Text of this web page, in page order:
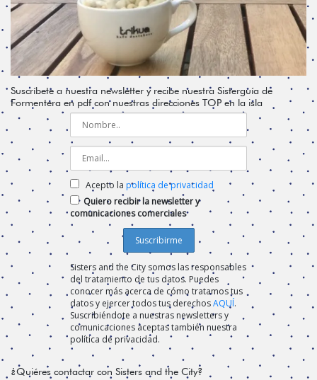
Suscríbete a nuestra newsletter y recibe nuestra Sisterguía de
Formentera en pdf con nuestras direcciones TOP en la isla
Acepto la política de privacidad
Quiero recibir la newsletter y
comunicaciones comerciales
Sisters and the City somos las responsables
del tratamiento de tus datos. Puedes
conocer más acerca de cómo tratamos tus
datos y ejercer todos tus derechosAQUÍ.
Suscribiéndote a nuestras newsletters y
comunicaciones aceptas también nuestra
política de privacidad.
¿Quiéres contactar con Sisters and the City?